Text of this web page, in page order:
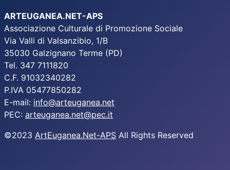
ARTEUGANEA.NET-APS
Associazione Culturale di Promozione Sociale
Via Valli di Valsanzibio, 1/B
35030 Galzignano Terme (PD)
Tel. 347 7111820
C.F. 91032340282
P.IVA 05477850282
E-mail: info@arteuganea.net
PEC: arteuganea.net@pec.it
©2023 ArtEuganea.Net-APS All Rights Reserved